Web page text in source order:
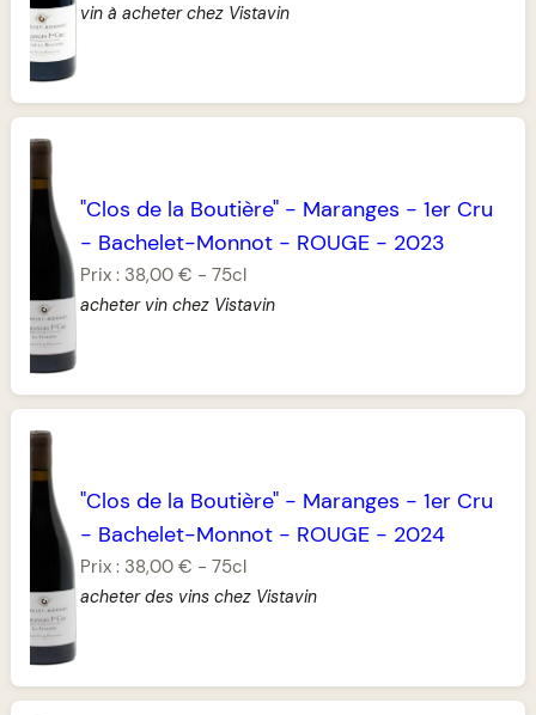
vin à acheter chez Vistavin
"Clos de la Boutière" - Maranges -1er Cru
- Bachelet-Monnot - ROUGE - 2023
Prix : 38,00 € -75cl
acheter vin chez Vistavin
"Clos de la Boutière" - Maranges -1er Cru
- Bachelet-Monnot - ROUGE - 2024
Prix : 38,00 € -75cl
acheter des vins chez Vistavin